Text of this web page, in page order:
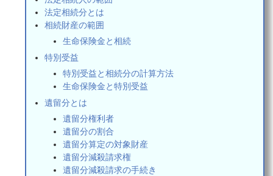
法定相続分とは
相続財産の範囲
生命保険金と相続
特別受益
特別受益と相続分の計算方法
生命保険金と特別受益
遺留分とは
遺留分権利者
遺留分の割合
遺留分算定の対象財産
遺留分減殺請求権
遺留分減殺請求の手続き